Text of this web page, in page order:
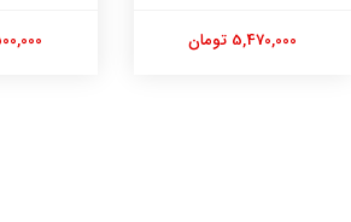
7,500,000 تومان